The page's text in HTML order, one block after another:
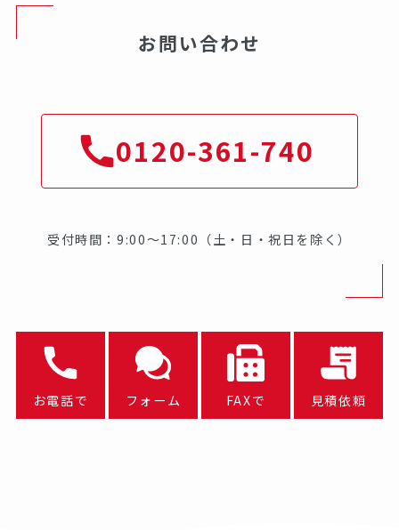
お問い合わせ
0120-361-740
受付時間：9:00～17:00（土・日・祝日を除く）
お電話で フォーム FAXで 見積依頼